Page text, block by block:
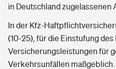
in Deutschland zugelassenen
In der Kfz-
(10-25), für die Einstufung
Versicherungsleistungen für
Verkehrsunfällen maßgeblich.